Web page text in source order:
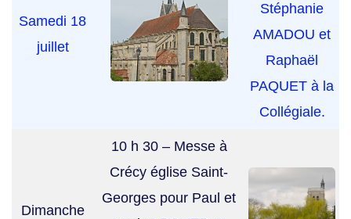
Samedi 18
juillet
Stéphanie
AMADOU et
Raphaël
PAQUET à la
Collégiale.
Dimanche
10 h 30 – Messe à
Crécy église Saint-
Georges pour Paul et